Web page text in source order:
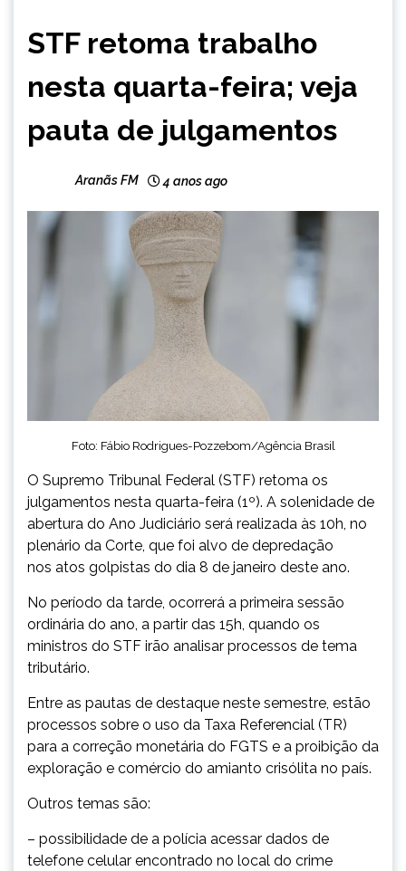
NOTÍCIAS
STF retoma trabalho
nesta quarta-feira; veja
pauta de julgamentos
Aranãs FM 4 anos ago
Foto: Fábio Rodrigues-Pozzebom/Agência Brasil
O Supremo Tribunal Federal (STF) retoma os
julgamentos nesta quarta-feira (1º). A solenidade de
abertura do Ano Judiciário será realizada às 10h, no
plenário da Corte, que foi alvo de depredação
nos atos golpistas do dia 8 de janeiro deste ano.
No período da tarde, ocorrerá a primeira sessão
ordinária do ano, a partir das 15h, quando os
ministros do STF irão analisar processos de tema
tributário.
Entre as pautas de destaque neste semestre, estão
processos sobre o uso da Taxa Referencial (TR)
para a correção monetária do FGTS e a proibição da
exploração e comércio do amianto crisólita no país.
Outros temas são:
– possibilidade de a polícia acessar dados de
telefone celular encontrado no local do crime